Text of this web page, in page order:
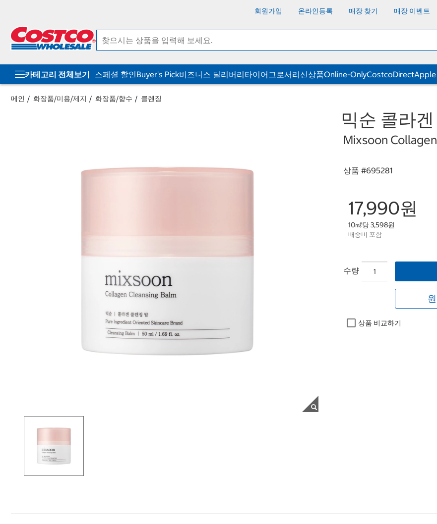
회원가입 온라인등록 매장 찾기 매장 이벤트
카테고리 전체보기 스페셜 할인Buyer's Pick비즈니스 딜리버리타이어그로서리신상품Online-OnlyCostcoDirectApple
메인 화장품/미용/제지 화장품/향수 클렌징
믹순 콜라
Mixsoon
상품 #695281
17,990원
10㎖당 3,598원
배송비 포함
수량
상품 비교하기